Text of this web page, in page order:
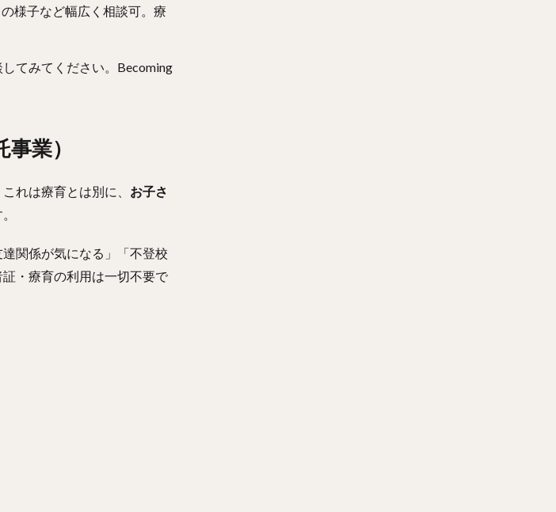
様子など幅広く相談可。療
てみてください。Becoming
業）
れは療育とは別に、 お子さ
関係が気になる」「不登校
・療育の利用は一切不要で